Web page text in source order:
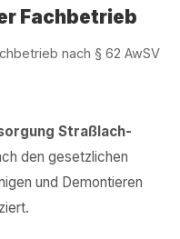
Fachbetrieb
nach § 62 AwSV
Straßlach-
den gesetzlichen
und Demontieren